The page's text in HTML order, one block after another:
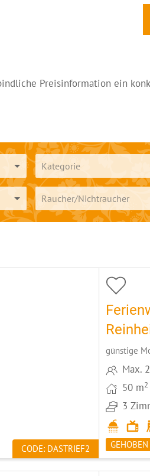
Preisinformation ein
Kategorie
Raucher/Nichtraucher
CODE: DASTRIEF2
günstige
Max.
50 m2
3
GEHOBEN